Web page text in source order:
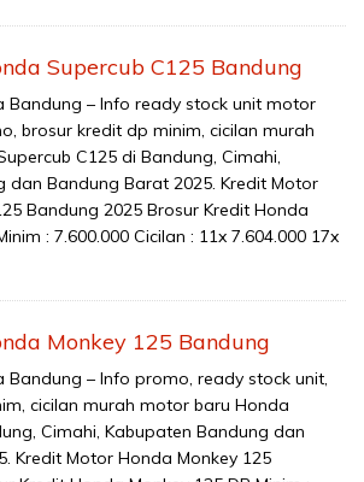
Supercub C125 Bandung
Bandung – Info ready stock unit motor
brosur kredit dp minim, cicilan murah
C125 di Bandung, Cimahi,
dan Bandung Barat 2025. Kredit Motor
Bandung 2025 Brosur Kredit Honda
: 7.600.000 Cicilan : 11x 7.604.000 17x
Monkey 125 Bandung
Bandung – Info promo, ready stock unit,
cicilan murah motor baru Honda
Cimahi, Kabupaten Bandung dan
Kredit Motor Honda Monkey 125